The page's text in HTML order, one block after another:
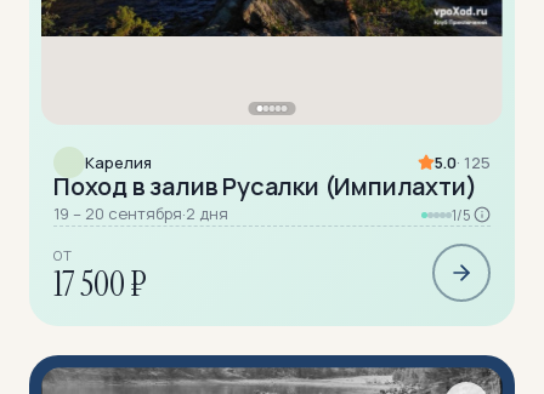
Карелия 5.0· 125
Поход в залив Русалки (Импилахти)
19 – 20 сентября·2 дня 1/5
ОТ
17 500 ₽